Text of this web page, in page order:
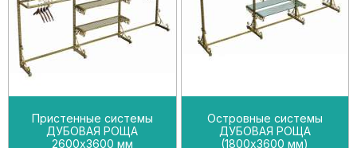
Пристенные системы
ДУБОВАЯ РОЩА
2600х3600 мм
Островные системы
ДУБОВАЯ РОЩА
(1800х3600 мм)